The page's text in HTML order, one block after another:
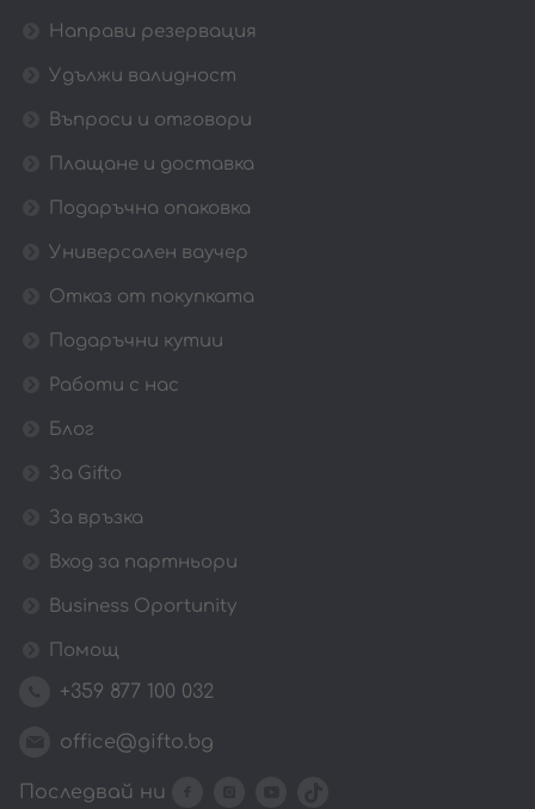
Направи резервация
Удължи валидност
Въпроси и отговори
Плащане и доставка
Подаръчна опаковка
Универсален ваучер
Отказ от покупката
Подаръчни кутии
Работи с нас
Блог
За Gifto
За връзка
Вход за партньори
Business Oportunity
Помощ
+359 877 100 032
office@gifto.bg
Последвай ни